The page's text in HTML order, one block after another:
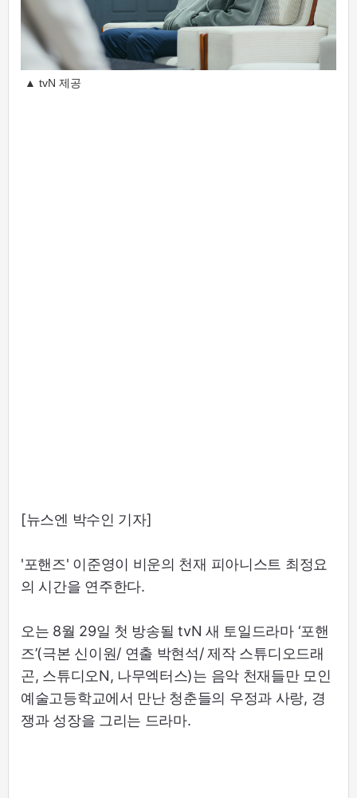
▲ tvN 제공
[뉴스엔 박수인 기자]
'포핸즈' 이준영이 비운의 천재 피아니스트 최정요
의 시간을 연주한다.
오는 8월 29일 첫 방송될 tvN 새 토일드라마 ‘포핸
즈’(극본 신이원/ 연출 박현석/ 제작 스튜디오드래
곤, 스튜디오N, 나무엑터스)는 음악 천재들만 모인
예술고등학교에서 만난 청춘들의 우정과 사랑, 경
쟁과 성장을 그리는 드라마.